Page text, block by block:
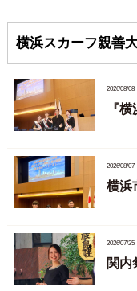
横浜スカーフ親善
2026/08/08
『
2026/08/07
横浜
2026/07/25
関